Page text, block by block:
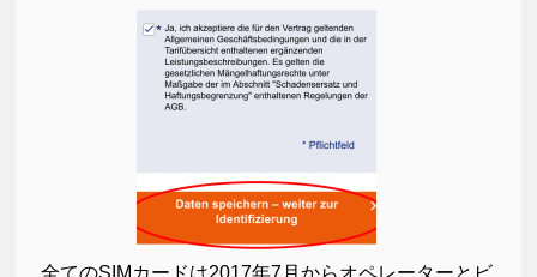
全てのSIMカードは2017年7月からオペレーターとビ